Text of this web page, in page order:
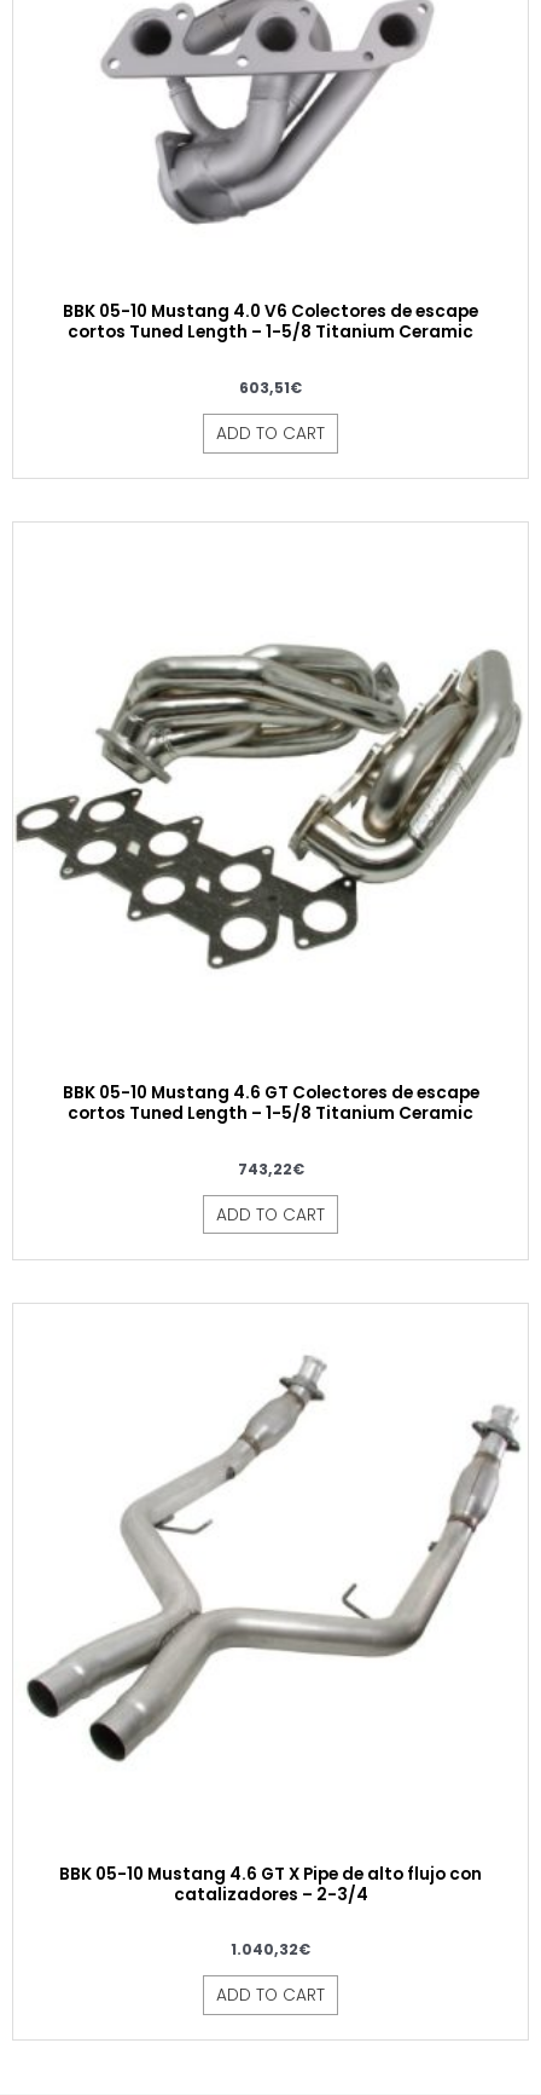
BBK 05-10 Mustang 4.0 V6 Colectores de escape
cortos Tuned Length – 1-5/8 Titanium Ceramic
603,51€
ADD TO CART
BBK 05-10 Mustang 4.6 GT Colectores de escape
cortos Tuned Length – 1-5/8 Titanium Ceramic
743,22€
ADD TO CART
BBK 05-10 Mustang 4.6 GT X Pipe de alto flujo con
catalizadores – 2-3/4
1.040,32€
ADD TO CART